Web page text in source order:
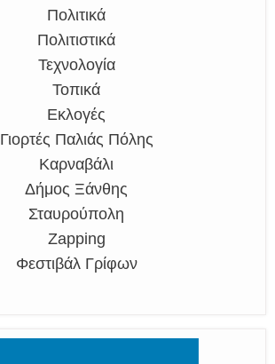
Πολιτικά
Πολιτιστικά
Τεχνολογία
Τοπικά
Εκλογές
Γιορτές Παλιάς Πόλης
Καρναβάλι
Δήμος Ξάνθης
Σταυρούπολη
Zapping
Φεστιβάλ Γρίφων